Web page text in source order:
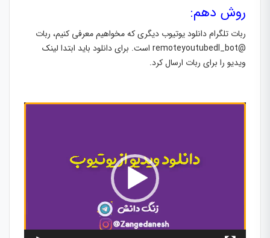
روش دهم:
ربات تلگرام دانلود یوتیوب دیگری که مخواهیم معرفی کنیم، ربات
@remoteyoutubedl_bot است. برای دانلود باید ابتدا لینک
ویدیو را برای ربات ارسال کرد.
نمایشگر